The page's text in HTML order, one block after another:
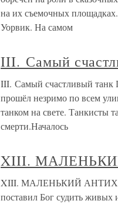
на их съемочных
Уорвик. На самом
III. Самый
III. Самый счастливый танк
прошёл незримо по всем
танком на свете. Танкисты
смерти.Началось
XIII.
XIII. МАЛЕНЬКИЙ
поставил Бог судить живых